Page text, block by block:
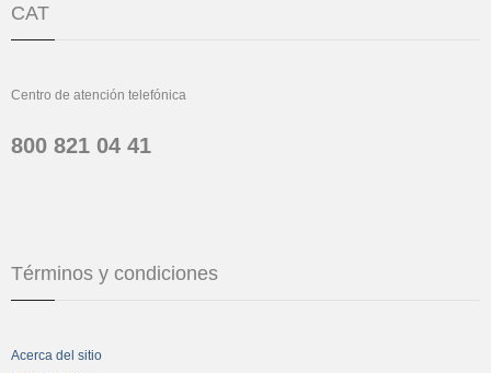
CAT
Centro de atención telefónica
800 821 04 41
Términos y condiciones
Acerca del sitio